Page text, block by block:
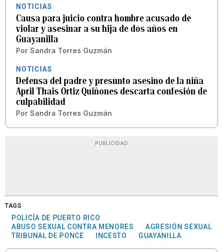
NOTICIAS
Causa para juicio contra hombre acusado de
violar y asesinar a su hija de dos años en
Guayanilla
Por Sandra Torres Guzmán
NOTICIAS
Defensa del padre y presunto asesino de la niña
April Thais Ortiz Quiñones descarta confesión de
culpabilidad
Por Sandra Torres Guzmán
PUBLICIDAD
TAGS
POLICÍA DE PUERTO RICO
ABUSO SEXUAL CONTRA MENORES
AGRESIÓN SEXUAL
TRIBUNAL DE PONCE
INCESTO GUAYANILLA